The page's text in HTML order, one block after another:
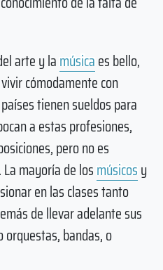
arte y lamúsicaes bello,
cómodamente con
tienen sueldos para
a estas profesiones,
pero no es
mayoría de losmúsicosy
en las clases tanto
de llevar adelante sus
bandas, o